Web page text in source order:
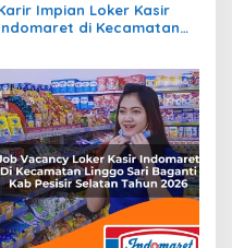
Impian Loker Kasir
di Kecamatan